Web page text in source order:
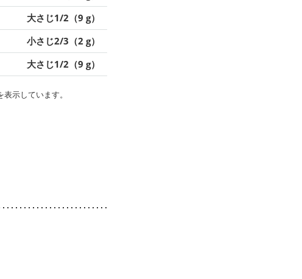
大さじ1/2（9 g）
小さじ2/3（2 g）
大さじ1/2（9 g）
示しています。